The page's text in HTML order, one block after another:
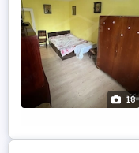
18